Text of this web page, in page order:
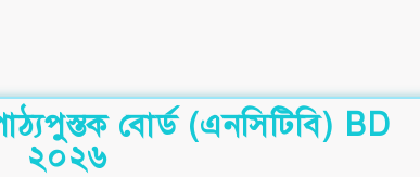
বোর্ড (এনসিটিবি) BD
২০২৬